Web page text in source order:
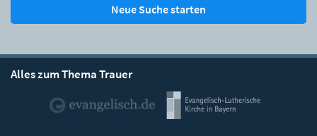
Neue Suche starten
Alles zum Thema Trauer